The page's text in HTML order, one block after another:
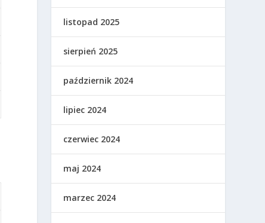
listopad 2025
sierpień 2025
październik 2024
lipiec 2024
czerwiec 2024
maj 2024
marzec 2024